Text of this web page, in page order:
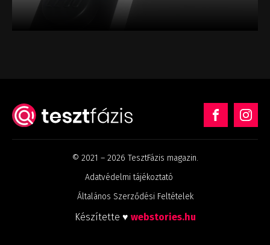
© 2021 – 2026 TesztFázis magazin.
Adatvédelmi tájékoztató
Általános Szerződési Feltételek
Készítette ♥ webstories.hu